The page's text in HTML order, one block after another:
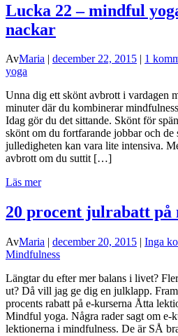
Lucka 22 – mindful
nackar
AvMaria | december 22, 2015 | 1
yoga
Unna dig ett skönt avbrott i vardagen
minuter där du kombinerar
Idag gör du det sittande. Skönt för
skönt om du fortfarande jobbar och de
julledigheten kan vara lite intensiva.
avbrott om du suttit […]
Läs mer
20 procent julrabatt på
AvMaria | december 20, 2015 | Inga
Mindfulness
Längtar du efter mer balans i livet?
ut? Då vill jag ge dig en julklapp.
procents rabatt på e-kurserna Åtta
Mindful yoga. Några rader sagt om e-
lektionerna i mindfulness. De är SÅ